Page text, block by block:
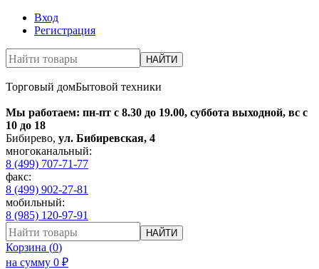
Вход
Регистрация
НАЙТИ
Торговый домБытовой техники
Мы работаем: пн-пт с 8.30 до 19.00, суббота выходной, вс с
10 до 18
Бибирево, ул. Бибиревская, 4
многоканальный:
8 (499) 707-71-77
факс:
8 (499) 902-27-81
мобильный:
8 (985) 120-97-91
НАЙТИ
Корзина (0)
на сумму 0 ₽